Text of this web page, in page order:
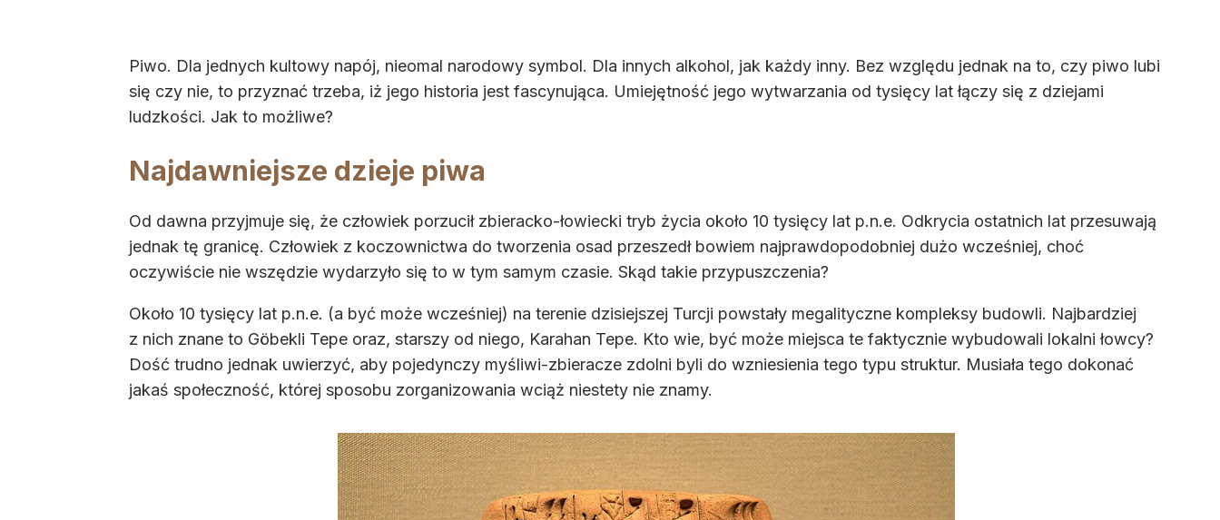
Piwo. Dla jednych kultowy napój, nieomal narodowy symbol. Dla innych alkohol, jak każdy inny. Bez względu jednak na to, czy piwo lubi
się czy nie, to przyznać trzeba, iż jego historia jest fascynująca. Umiejętność jego wytwarzania od tysięcy lat łączy się z dziejami
ludzkości. Jak to możliwe?
Najdawniejsze dzieje piwa
Od dawna przyjmuje się, że człowiek porzucił zbieracko-łowiecki tryb życia około 10 tysięcy lat p.n.e. Odkrycia ostatnich lat przesuwają
jednak tę granicę. Człowiek z koczownictwa do tworzenia osad przeszedł bowiem najprawdopodobniej dużo wcześniej, choć
oczywiście nie wszędzie wydarzyło się to w tym samym czasie. Skąd takie przypuszczenia?
Około 10 tysięcy lat p.n.e. (a być może wcześniej) na terenie dzisiejszej Turcji powstały megalityczne kompleksy budowli. Najbardziej
z nich znane to Göbekli Tepe oraz, starszy od niego, Karahan Tepe. Kto wie, być może miejsca te faktycznie wybudowali lokalni łowcy?
Dość trudno jednak uwierzyć, aby pojedynczy myśliwi-zbieracze zdolni byli do wzniesienia tego typu struktur. Musiała tego dokonać
jakaś społeczność, której sposobu zorganizowania wciąż niestety nie znamy.